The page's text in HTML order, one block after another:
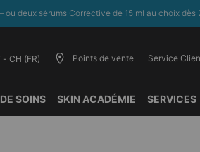
ou deux sérums Corrective de 15 ml au choix dès
- CH (FR) Points de vente Service
SOINS SKIN ACADÉMIE SERVICES